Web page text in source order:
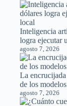
Inteligencia
logra ejecutar
agosto 7, 2026
La
de los
agosto 7, 2026